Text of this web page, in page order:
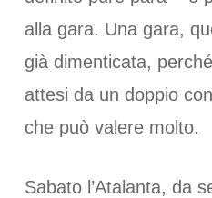
alla gara. Una gara,
già dimenticata,
attesi da un doppio
che può valere molto.
Sabato l’Atalanta, da